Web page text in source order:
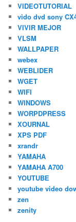
VIDEOTUTORIAL
vido dvd sony
VIVIR MEJOR
VLSM
WALLPAPER
webex
WEBLIDER
WGET
WIFI
WINDOWS
WORPDPRESS
XOURNAL
XPS PDF
xrandr
YAMAHA
YAMAHA A700
YOUTUBE
youtube video
zen
zenity